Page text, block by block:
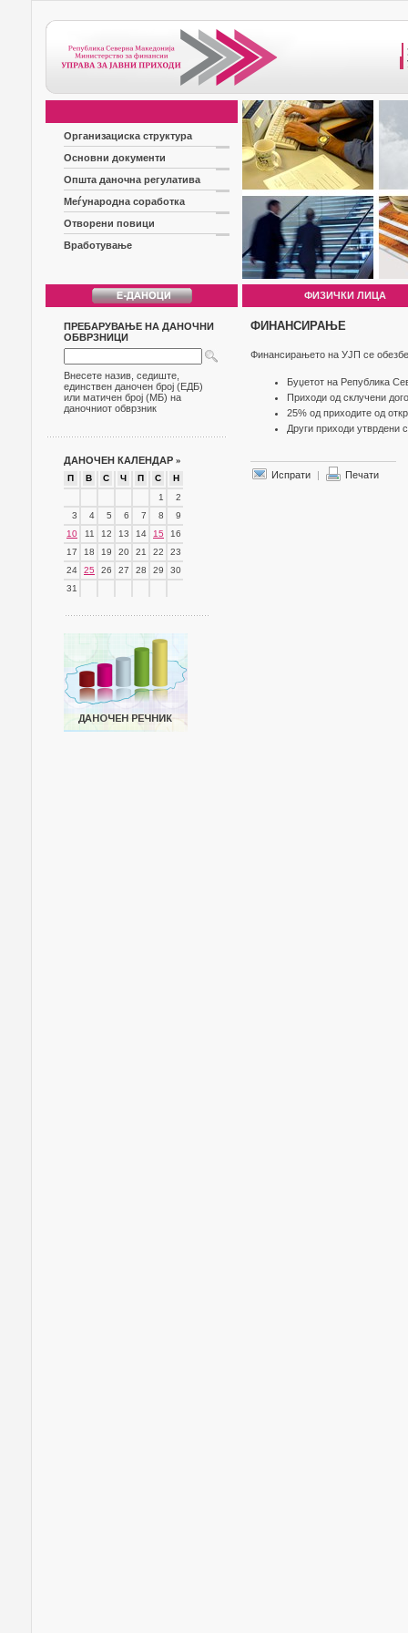
Организациска структура
Основни документи
Општа даночна регулатива
Меѓународна соработка
Отворени повици
Вработување
ФИЗИЧКИ ЛИЦА
ПРЕБАРУВАЊЕ НА ДАНОЧНИ
ОБВРЗНИЦИ
Внесете назив, седиште,
единствен даночен број (ЕДБ)
или матичен број (МБ) на
даночниот обврзник
ДАНОЧЕН КАЛЕНДАР »
П В С Ч П С
Н
1
2
3
4 5 6 7 8
9
10
11 12 13 14 15
16
17
18 19 20 21 22
23
24
25 26 27 28 29
30
31
ФИНАНСИРАЊЕ
Финансирањето на УЈП се
Буџетот на Република
Приходи од склучени
25% од приходите од
Други приходи утврдени
Испрати | Печати